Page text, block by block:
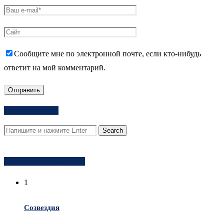
Сообщите мне по электронной почте, если кто-нибудь
ответит на мой комментарий.
1
Созвездия